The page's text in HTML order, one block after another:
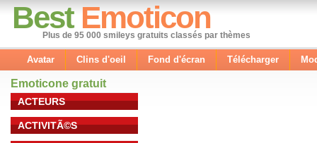
Best Emoticon
Plus de 95 000 smileys gratuits classés par thèmes
Avatar Clins d'oeil Fond d'écran Télécharger
Emoticone gratuit
ACTEURS
ACTIVITÃ©S